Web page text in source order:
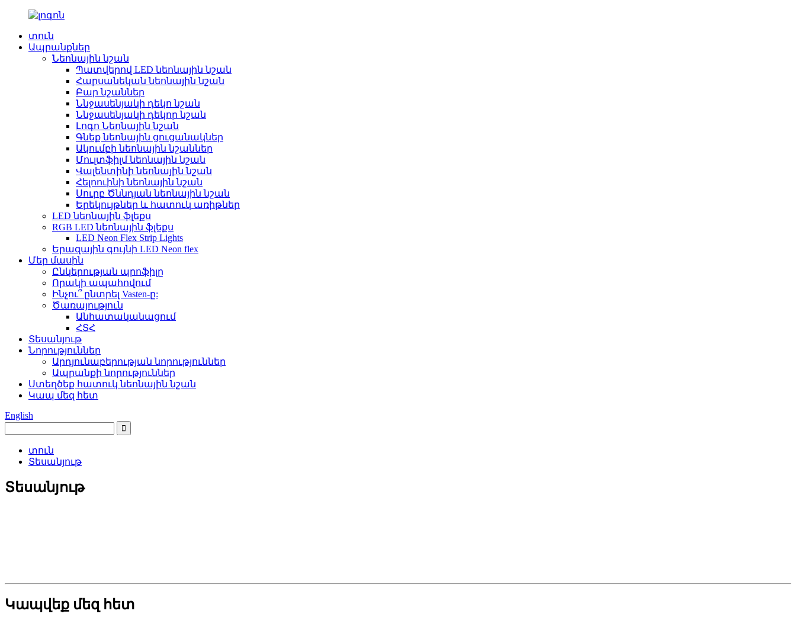
տուն
Ապրանքներ
Նեոնային նշան
Պատվերով LED նեոնային նշան
Հարսանեկան նեոնային նշան
Բար նշաններ
Ննջասենյակի դեկո նշան
Ննջասենյակի դեկոր նշան
Լոգո Նեոնային նշան
Գնեք նեոնային ցուցանակներ
Ակումբի նեոնային նշաններ
Մուլտֆիլմ նեոնային նշան
Վալենտինի նեոնային նշան
Հելոուինի նեոնային նշան
Սուրբ Ծննդյան նեոնային նշան
Երեկույթներ և հատուկ առիթներ
LED նեոնային ֆլեքս
RGB LED նեոնային ֆլեքս
LED Neon Flex Strip Lights
Երազային գույնի LED Neon flex
Մեր մասին
Ընկերության պրոֆիլը
Որակի ապահովում
Ինչու՞ ընտրել Vasten-ը:
Ծառայություն
Անհատականացում
ՀՏՀ
Տեսանյութ
Նորություններ
Արդյունաբերության նորություններ
Ապրանքի նորություններ
Ստեղծեք հատուկ նեոնային նշան
Կապ մեզ հետ
English
տուն
Տեսանյութ
Տեսանյութ
Կապվեք մեզ հետ